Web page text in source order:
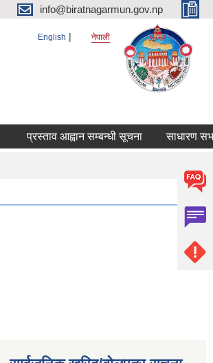
info@biratnagarmun.gov.np
English नेपाली
प्रस्ताव आह्वान सम्बन्धी सूचना साधारण